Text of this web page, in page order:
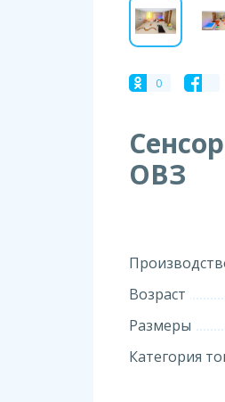
0
ОВЗ
Возраст
Размеры
Категория